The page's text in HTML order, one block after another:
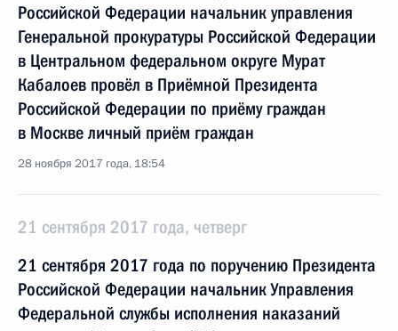
Российской Федерации начальник управления
Генеральной прокуратуры Российской Федерации
в Центральном федеральном округе Мурат
Кабалоев провёл в Приёмной Президента
Российской Федерации по приёму граждан
в Москве личный приём граждан
28 ноября 2017 года, 18:54
21 сентября 2017 года, четверг
21 сентября 2017 года по поручению Президента
Российской Федерации начальник Управления
Федеральной службы исполнения наказаний